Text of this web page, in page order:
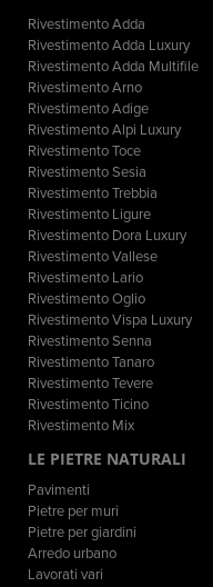
Rivestimento Adda
Rivestimento Adda Luxury
Rivestimento Adda Multifile
Rivestimento Arno
Rivestimento Adige
Rivestimento Alpi Luxury
Rivestimento Toce
Rivestimento Sesia
Rivestimento Trebbia
Rivestimento Ligure
Rivestimento Dora Luxury
Rivestimento Vallese
Rivestimento Lario
Rivestimento Oglio
Rivestimento Vispa Luxury
Rivestimento Senna
Rivestimento Tanaro
Rivestimento Tevere
Rivestimento Ticino
Rivestimento Mix
LE PIETRE NATURALI
Pavimenti
Pietre per muri
Pietre per giardini
Arredo urbano
Lavorati vari